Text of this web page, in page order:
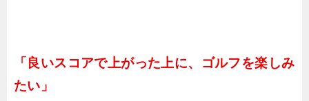
「良いスコアで上がった上に、ゴルフを楽しみ
たい」